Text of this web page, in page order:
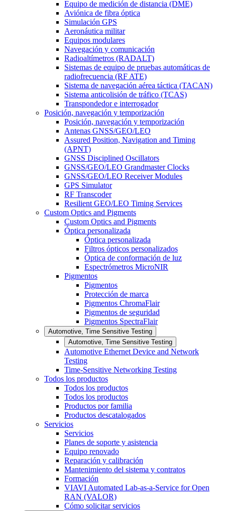
Equipo de medición de distancia (DME)
Aviónica de fibra óptica
Simulación GPS
Aeronáutica militar
Equipos modulares
Navegación y comunicación
Radioaltímetros (RADALT)
Sistemas de equipo de pruebas automáticas de
radiofrecuencia (RF ATE)
Sistema de navegación aérea táctica (TACAN)
Sistema anticolisión de tráfico (TCAS)
Transpondedor e interrogador
Posición, navegación y temporización
Posición, navegación y temporización
Antenas GNSS/GEO/LEO
Assured Position, Navigation and Timing
(APNT)
GNSS Disciplined Oscillators
GNSS/GEO/LEO Grandmaster Clocks
GNSS/GEO/LEO Receiver Modules
GPS Simulator
RF Transcoder
Resilient GEO/LEO Timing Services
Custom Optics and Pigments
Custom Optics and Pigments
Óptica personalizada
Óptica personalizada
Filtros ópticos personalizados
Óptica de conformación de luz
Espectrómetros MicroNIR
Pigmentos
Pigmentos
Protección de marca
Pigmentos ChromaFlair
Pigmentos de seguridad
Pigmentos SpectraFlair
Automotive, Time Sensitive Testing
Automotive, Time Sensitive Testing
Automotive Ethernet Device and Network
Testing
Time-Sensitive Networking Testing
Todos los productos
Todos los productos
Todos los productos
Productos por familia
Productos descatalogados
Servicios
Servicios
Planes de soporte y asistencia
Equipo renovado
Reparación y calibración
Mantenimiento del sistema y contratos
Formación
VIAVI Automated Lab-as-a-Service for Open
RAN (VALOR)
Cómo solicitar servicios